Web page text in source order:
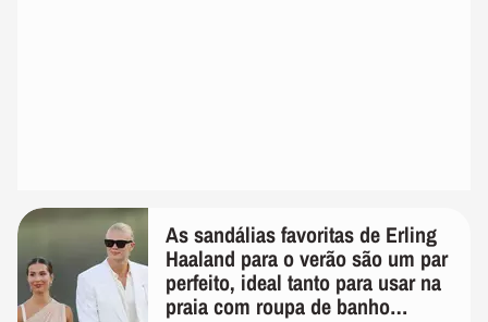
As sandálias favoritas de Erling
Haaland para o verão são um par
perfeito, ideal tanto para usar na
praia com roupa de banho